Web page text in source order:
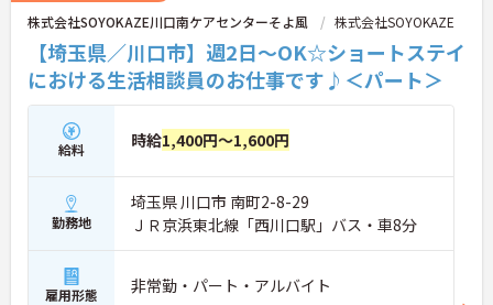
株式会社SOYOKAZE川口南ケアセンターそよ風 株式会社SOYOKAZE
【埼玉県／川口市】週2日～OK☆ショートステイ
における生活相談員のお仕事です♪＜パート＞
給料 時給1,400円～1,600円
勤務地
埼玉県 川口市 南町2-8-29
ＪＲ京浜東北線「西川口駅」バス・車8分
雇用形態 非常勤・パート・アルバイト